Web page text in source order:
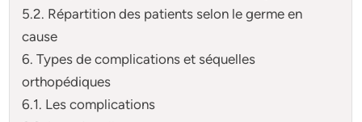
5.2. Répartition des patients selon le germe en
cause
6. Types de complications et séquelles
orthopédiques
6.1. Les complications